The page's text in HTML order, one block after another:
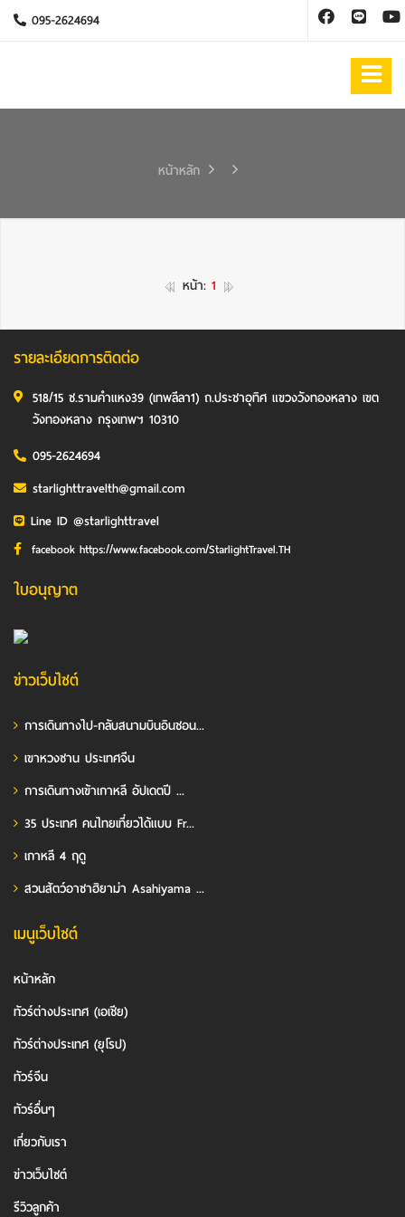
095-2624694
หน้าหลัก
หน้า: 1
รายละเอียดการติดต่อ
518/15 ซ.รามคำแหง39 (เทพลีลา1) ถ.ประชาอุทิศ แขวงวังทองหลาง เขต
วังทองหลาง กรุงเทพฯ 10310
095-2624694
starlighttravelth@gmail.com
Line ID @starlighttravel
facebook https://www.facebook.com/StarlightTravel.TH
ใบอนุญาต
ข่าวเว็บไซต์
การเดินทางไป-กลับสนามบินอินชอน...
เขาหวงซาน ประเทศจีน
การเดินทางเข้าเกาหลี อัปเดตปี ...
35 ประเทศ คนไทยเที่ยวได้แบบ Fr...
เกาหลี 4 ฤดู
สวนสัตว์อาซาฮิยาม่า Asahiyama ...
เมนูเว็บไซต์
หน้าหลัก
ทัวร์ต่างประเทศ (เอเชีย)
ทัวร์ต่างประเทศ (ยุโรป)
ทัวร์จีน
ทัวร์อื่นๆ
เกี่ยวกับเรา
ข่าวเว็บไซต์
รีวิวลูกค้า